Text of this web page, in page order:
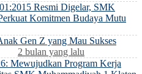
Resmi Digelar, SMK
Komitmen Budaya Mutu
Gen Z yang Mau Sukses
2 bulan yang lalu
Mewujudkan Program Kerja